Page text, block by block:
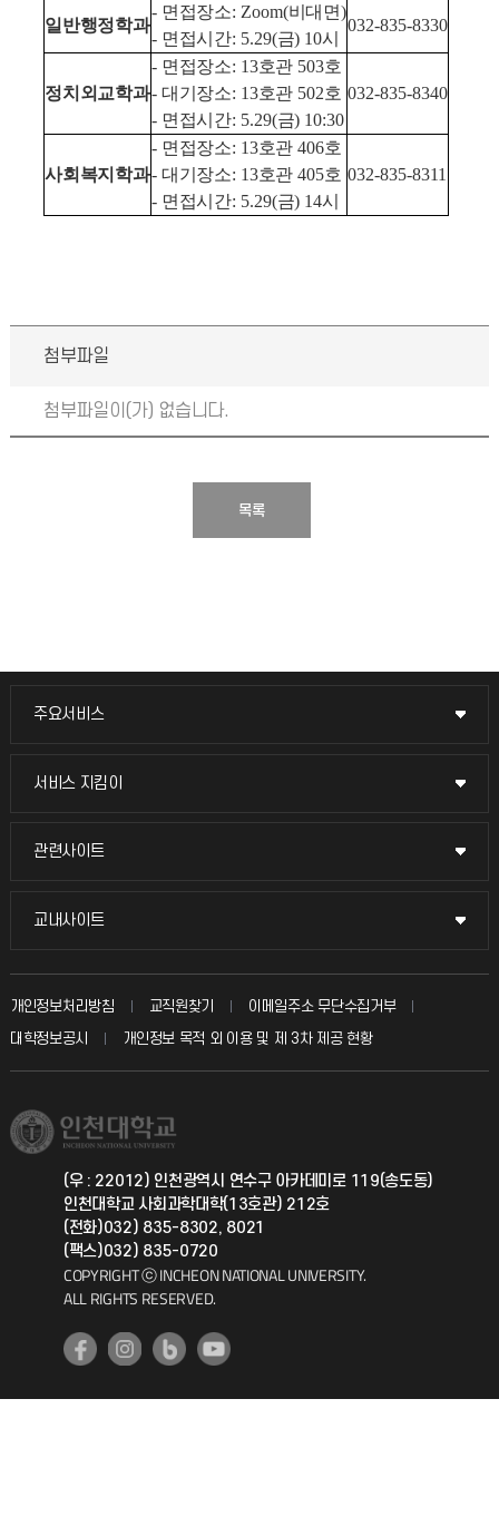
일반행정학과
- 면접장소: Zoom(비대면)
- 면접시간: 5.29(금) 10시
032-835-8330
정치외교학과
- 면접장소: 13호관 503호
- 대기장소: 13호관 502호
- 면접시간: 5.29(금) 10:30
032-835-8340
사회복지학과
- 면접장소: 13호관 406호
- 대기장소: 13호관 405호
- 면접시간: 5.29(금) 14시
032-835-8311
첨부파일
첨부파일이(가) 없습니다.
목록
주요서비스
주요서비스
교무회의방송
입학안내
취업정보(학생)
서비스 지킴이
서비스 지킴이
묻고 답하기
칭찬마당
학생서비스 지킴이
관련사이트
관련사이트
국방헬프콜
총동문회
교내사이트
교내사이트
교수회
교육혁신본부
국제지원과
공자아카데미
기초교육원
개인정보처리방침 교직원찾기
이메일주소 무단수집거부
대학정보공시
개인정보 목적 외 이용 및 제 3차 제공 현황
(우 : 22012) 인천광역시 연수구 아카데미로 119(송도동)
인천대학교 사회과학대학(13호관) 212호
(전화)032) 835-8302, 8021
(팩스)032) 835-0720
COPYRIGHT ⓒ INCHEON NATIONAL UNIVERSITY.
ALL RIGHTS RESERVED.